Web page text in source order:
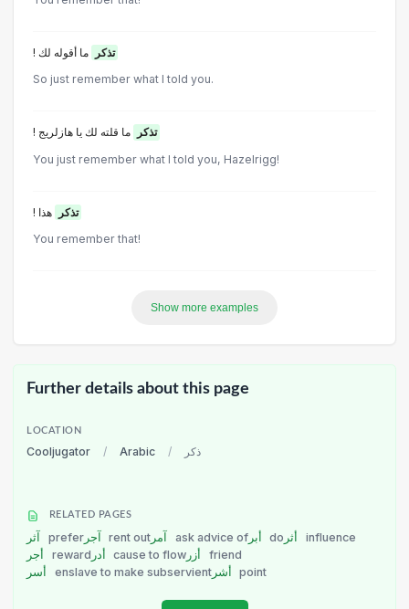
! تذكر
ما أقوله لك
So just remember what l told you.
! تذكر
ما قلته لك يا هازلريج
You just remember what I told you, Hazelrigg!
! تذكر
هذا
You remember that!
Show more examples
Further details about this page
LOCATION
Cooljugator / Arabic / ذكر
RELATED PAGES
prefer rent out ask advice of do
influence
reward cause to flow
friend
enslave to make subservient point